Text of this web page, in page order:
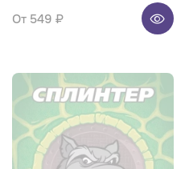
От 549 ₽